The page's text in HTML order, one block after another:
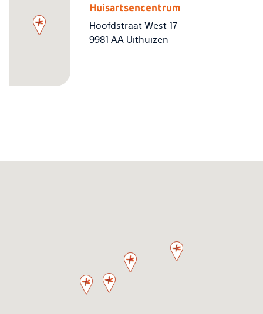
Huisartsencentrum
Hoofdstraat West 17
9981 AA Uithuizen